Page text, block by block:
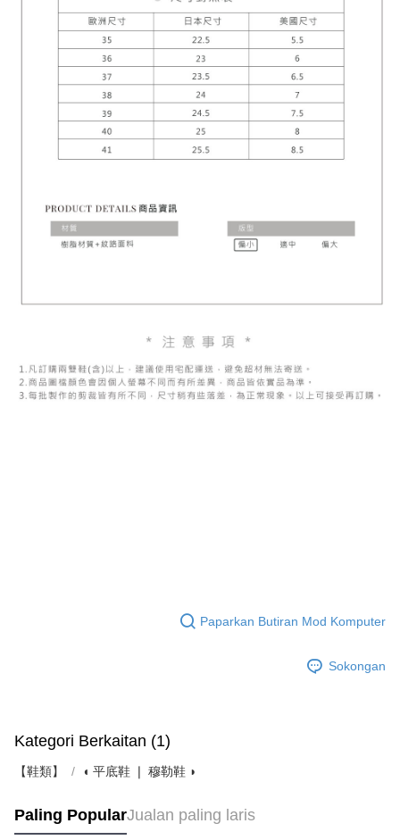
Paparkan Butiran Mod Komputer
Sokongan
Kategori Berkaitan (1)
【鞋類】 ◖ 平底鞋 ❘ 穆勒鞋 ◗
Paling PopularJualan paling laris